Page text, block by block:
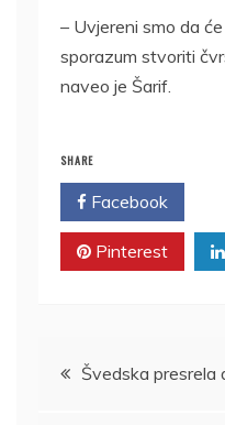
– Uvjereni smo da
sporazum stvoriti
naveo je Šarif.
SHARE
Facebook
Pinterest
Kretanje
Švedska presrela